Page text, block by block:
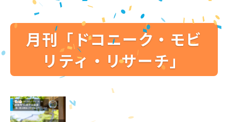
月刊「ドコニーク・モビ
リティ・リサーチ」